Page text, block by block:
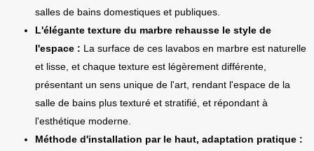
salles de bains domestiques et publiques.
L'élégante texture du marbre rehausse le style de
l'espace : La surface de ces lavabos en marbre est naturelle
et lisse, et chaque texture est légèrement différente,
présentant un sens unique de l'art, rendant l'espace de la
salle de bains plus texturé et stratifié, et répondant à
l'esthétique moderne.
Méthode d'installation par le haut, adaptation pratique :